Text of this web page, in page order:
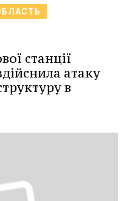
станції
атаку
в